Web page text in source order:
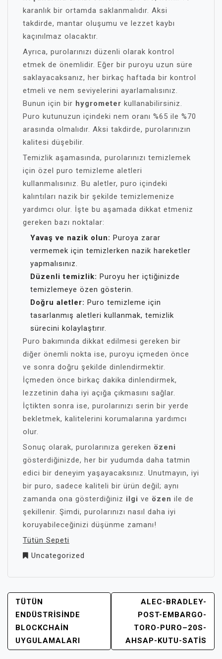
karanlık bir ortamda saklanmalıdır. Aksi
takdirde, mantar oluşumu ve lezzet kaybı
kaçınılmaz olacaktır.
Ayrıca, purolarınızı düzenli olarak kontrol
etmek de önemlidir. Eğer bir puroyu uzun süre
saklayacaksanız, her birkaç haftada bir kontrol
etmeli ve nem seviyelerini ayarlamalısınız.
Bunun için bir hygrometer kullanabilirsiniz.
Puro kutunuzun içindeki nem oranı %65 ile %70
arasında olmalıdır. Aksi takdirde, purolarınızın
kalitesi düşebilir.
Temizlik aşamasında, purolarınızı temizlemek
için özel puro temizleme aletleri
kullanmalısınız. Bu aletler, puro içindeki
kalıntıları nazik bir şekilde temizlemenize
yardımcı olur. İşte bu aşamada dikkat etmeniz
gereken bazı noktalar:
Yavaş ve nazik olun: Puroya zarar
vermemek için temizlerken nazik hareketler
yapmalısınız.
Düzenli temizlik: Puroyu her içtiğinizde
temizlemeye özen gösterin.
Doğru aletler: Puro temizleme için
tasarlanmış aletleri kullanmak, temizlik
sürecini kolaylaştırır.
Puro bakımında dikkat edilmesi gereken bir
diğer önemli nokta ise, puroyu içmeden önce
ve sonra doğru şekilde dinlendirmektir.
İçmeden önce birkaç dakika dinlendirmek,
lezzetinin daha iyi açığa çıkmasını sağlar.
İçtikten sonra ise, purolarınızı serin bir yerde
bekletmek, kalitelerini korumalarına yardımcı
olur.
Sonuç olarak, purolarınıza gereken özeni
gösterdiğinizde, her bir yudumda daha tatmin
edici bir deneyim yaşayacaksınız. Unutmayın, iyi
bir puro, sadece kaliteli bir ürün değil; aynı
zamanda ona gösterdiğiniz ilgi ve özen ile de
şekillenir. Şimdi, purolarınızı nasıl daha iyi
koruyabileceğinizi düşünme zamanı!
Tütün Sepeti
Uncategorized
YAZI
GEZINMESI
TÜTÜN
ENDÜSTRISINDE
BLOCKCHAIN
UYGULAMALARI
ALEC-BRADLEY-
POST-EMBARGO-
TORO-PURO–20S-
AHSAP-KUTU-SATIS